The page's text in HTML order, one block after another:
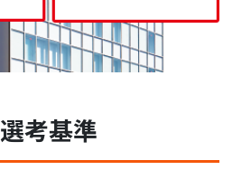
選考基準